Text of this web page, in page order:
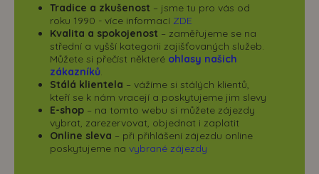
Tradice a zkušenost – jsme tu pro vás od
roku 1990 - více informací ZDE
Kvalita a spokojenost – zaměřujeme se na
střední a vyšší kategorii zajišťovaných služeb.
Můžete si přečíst některé ohlasy našich
zákazníků
Stálá klientela – vážíme si stálých klientů,
kteří se k nám vracejí a poskytujeme jim slevy
E-shop – na tomto webu si můžete zájezdy
vybrat, zarezervovat, objednat i zaplatit
Online sleva – při přihlášení zájezdu online
poskytujeme na vybrané zájezdy